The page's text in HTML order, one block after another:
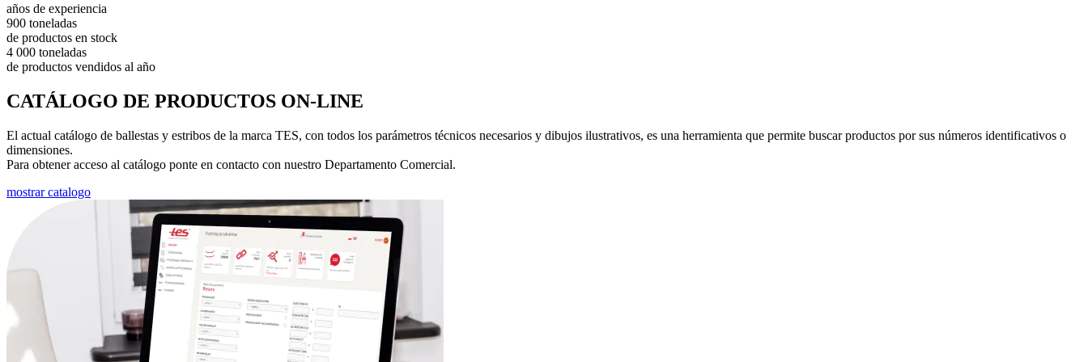
años de experiencia
900 toneladas
de productos en stock
4 000 toneladas
de productos vendidos al año
CATÁLOGO DE PRODUCTOS ON-LINE
El actual catálogo de ballestas y estribos de la marca TES, con todos los parámetros técnicos necesarios y dibujos ilustrativos, es una herramienta que permite buscar productos por sus números identificativos o
dimensiones.
Para obtener acceso al catálogo ponte en contacto con nuestro Departamento Comercial.
mostrar catalogo